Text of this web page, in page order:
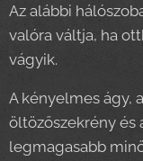
Az alábbi
valóra váltja, ha
vágyik.
A kényelmes ágy,
öltözőszekrény és
legmagasabb